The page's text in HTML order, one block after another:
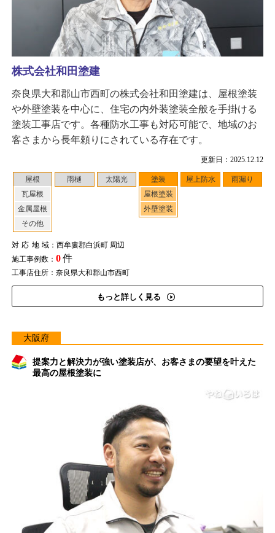
更新日：2025.12.12
屋根
瓦屋根
金属屋根
その他
雨樋 太陽光
塗装
屋根塗装
外壁塗装
屋上防水 雨漏り
対応地域：西牟婁郡白浜町 周辺
施工事例数： 0件
工事店住所：奈良県大和郡山市西町
もっと詳しく見る
株式会社和田塗建
奈良県大和郡山市西町の株式会社和田塗建は、屋根塗装
や外壁塗装を中心に、住宅の内外装塗装全般を手掛ける
塗装工事店です。各種防水工事も対応可能で、地域のお
客さまから長年頼りにされている存在です。
大阪府
提案力と解決力が強い塗装店が、お客さまの要望を叶えた
最高の屋根塗装に